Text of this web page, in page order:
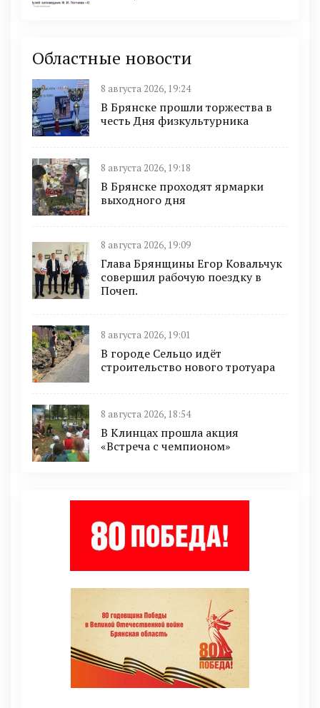
Областные новости
8 августа 2026, 19:24
В Брянске прошли торжества в
честь Дня физкультурника
8 августа 2026, 19:18
В Брянске проходят ярмарки
выходного дня
8 августа 2026, 19:09
Глава Брянщины Егор Ковальчук
совершил рабочую поездку в
Почеп.
8 августа 2026, 19:01
В городе Сельцо идёт
строительство нового тротуара
8 августа 2026, 18:54
В Клинцах прошла акция
«Встреча с чемпионом»